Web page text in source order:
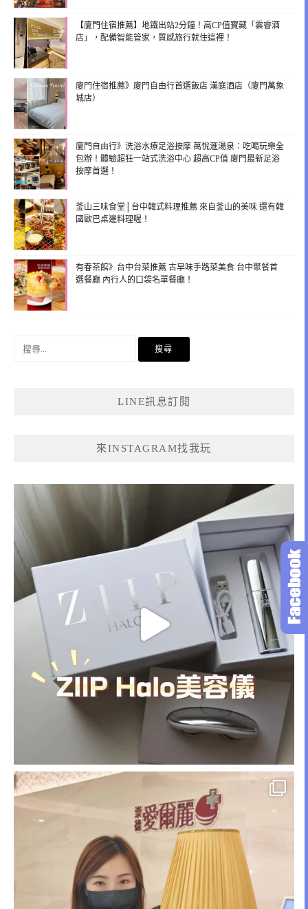
【廈門住宿推薦】地鐵出站2分鐘！高CP值寶藏「雲睿酒
店」，配備智能管家，質感旅行就住這裡！
廈門住宿推薦》廈門自由行首選飯店 漢庭酒店（廈門萬象
城店）
廈門自由行》洗浴水療足浴按摩 萬悅滙湯泉：吃喝玩樂全
包辦！體驗超狂一站式洗浴中心 超高CP值 廈門最新足浴
按摩首選！
釜山三味食堂│台中韓式料理推薦 來自釜山的美味 還有韓
國歐巴桌邊料理喔！
有春茶館》台中台菜推薦 古早味手路菜美食 台中聚餐首
選餐廳 內行人的口袋名單餐廳！
LINE訊息訂閱
來INSTAGRAM找我玩